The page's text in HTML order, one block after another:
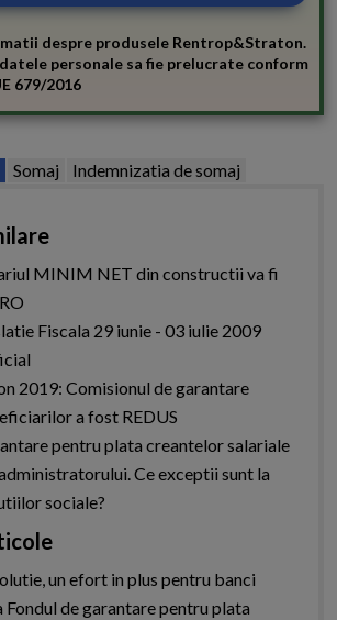
despre produsele Rentrop&Straton.
personale sa fie prelucrate conform
679/2016
Somaj Indemnizatia de somaj
MINIM NET din constructii va fi
Fiscala 29 iunie - 03 iulie 2009
2019: Comisionul de garantare
a fost REDUS
pentru plata creantelor salariale
Ce exceptii sunt la
sociale?
un efort in plus pentru banci
de garantare pentru plata